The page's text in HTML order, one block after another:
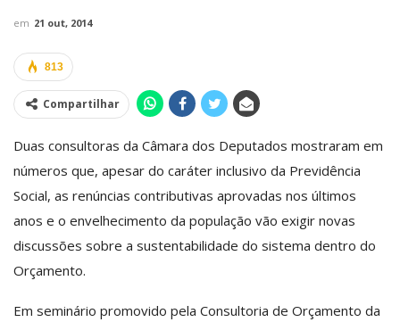
em 21 out, 2014
813
Compartilhar
Duas consultoras da Câmara dos Deputados mostraram em
números que, apesar do caráter inclusivo da Previdência
Social, as renúncias contributivas aprovadas nos últimos
anos e o envelhecimento da população vão exigir novas
discussões sobre a sustentabilidade do sistema dentro do
Orçamento.
Em seminário promovido pela Consultoria de Orçamento da